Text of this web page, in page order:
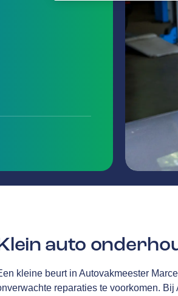
auto
kleine beurt in Autovakmeester
reparaties te voorkomen.